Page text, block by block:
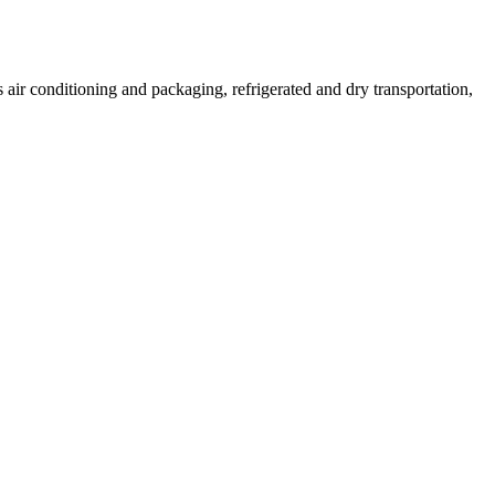
conditioning and packaging, refrigerated and dry transportation,